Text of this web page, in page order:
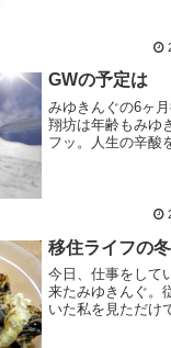
GWの予定は
みゆきんぐの6ヶ
翔坊は年齢もみゆ
フッ。人生の辛酸
「これは○○で
移住ライフの
今日、仕事をして
来たみゆきんぐ。
いた私を見ただけ